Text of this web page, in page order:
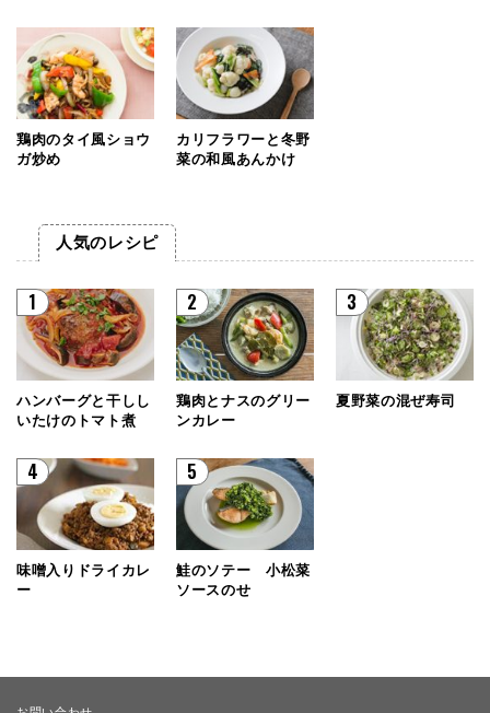
鶏肉のタイ風ショウ
ガ炒め
カリフラワーと冬野
菜の和風あんかけ
人気のレシピ
1
ハンバーグと干しし
いたけのトマト煮
2
鶏肉とナスのグリー
ンカレー
3
夏野菜の混ぜ寿司
4
味噌入りドライカレ
ー
5
鮭のソテー 小松菜
ソースのせ